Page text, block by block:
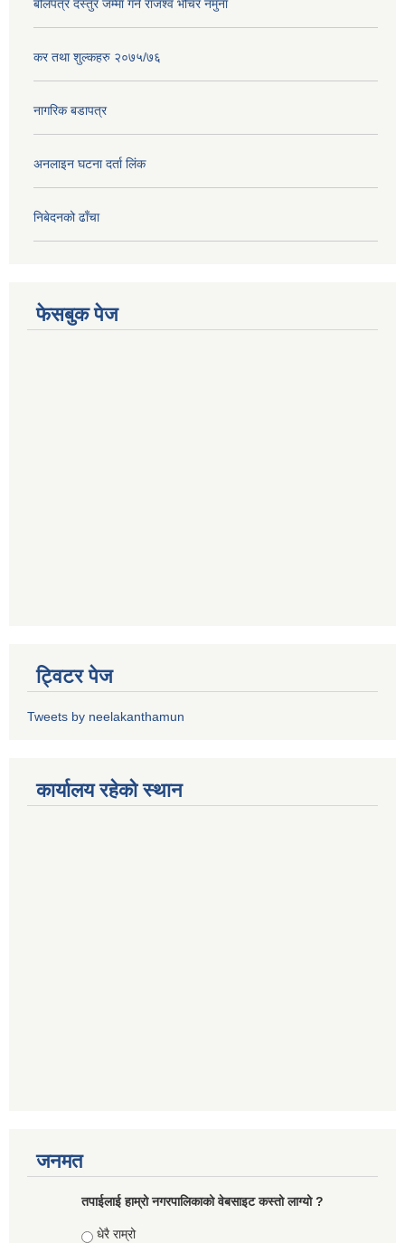
बोलपत्र दस्तुर जम्मा गर्ने राजश्व भौचर नमुना
कर तथा शुल्कहरु २०७५/७६
नागरिक बडापत्र
अनलाइन घटना दर्ता लिंक
निबेदनको ढाँचा
फेसबुक पेज
ट्विटर पेज
Tweets by neelakanthamun
कार्यालय रहेको स्थान
जनमत
तपाईलाई हाम्रो नगरपालिकाको वेबसाइट कस्तो लाग्यो ?
Choices
धेरै राम्रो